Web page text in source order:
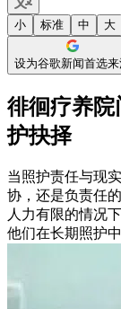
小 标准 中 大
设为谷歌新闻首选
徘徊疗养院
护抉择
当照护责任与现
协，还是负责任
人力有限的情况
他们在长期照护